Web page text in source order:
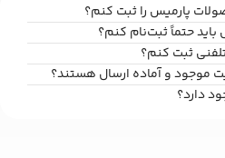
پارمیس را ثبت کنم؟
باید حتماً ثبت‌نام کنم؟
ثبت کنم؟
موجود و آماده ارسال هستند؟
دارد؟